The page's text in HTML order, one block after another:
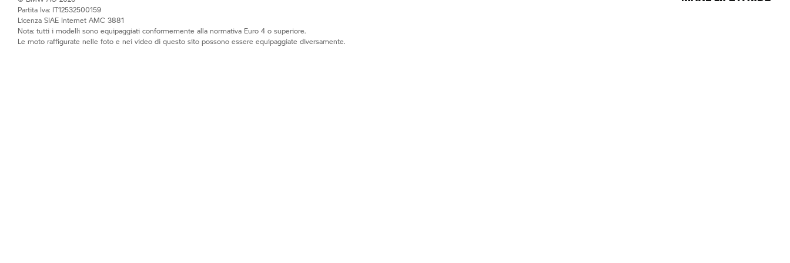
Partita Iva: IT12532500159
Licenza SIAE Internet AMC 3881
Nota: tutti i modelli sono equipaggiati conformemente alla normativa Euro 4 o superiore.
Le moto raffigurate nelle foto e nei video di questo sito possono essere equipaggiate diversamente.